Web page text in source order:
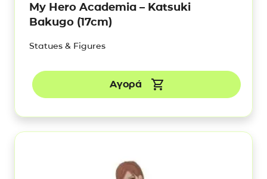
My Hero Academia – Katsuki
Bakugo (17cm)
Statues & Figures
Αγορά